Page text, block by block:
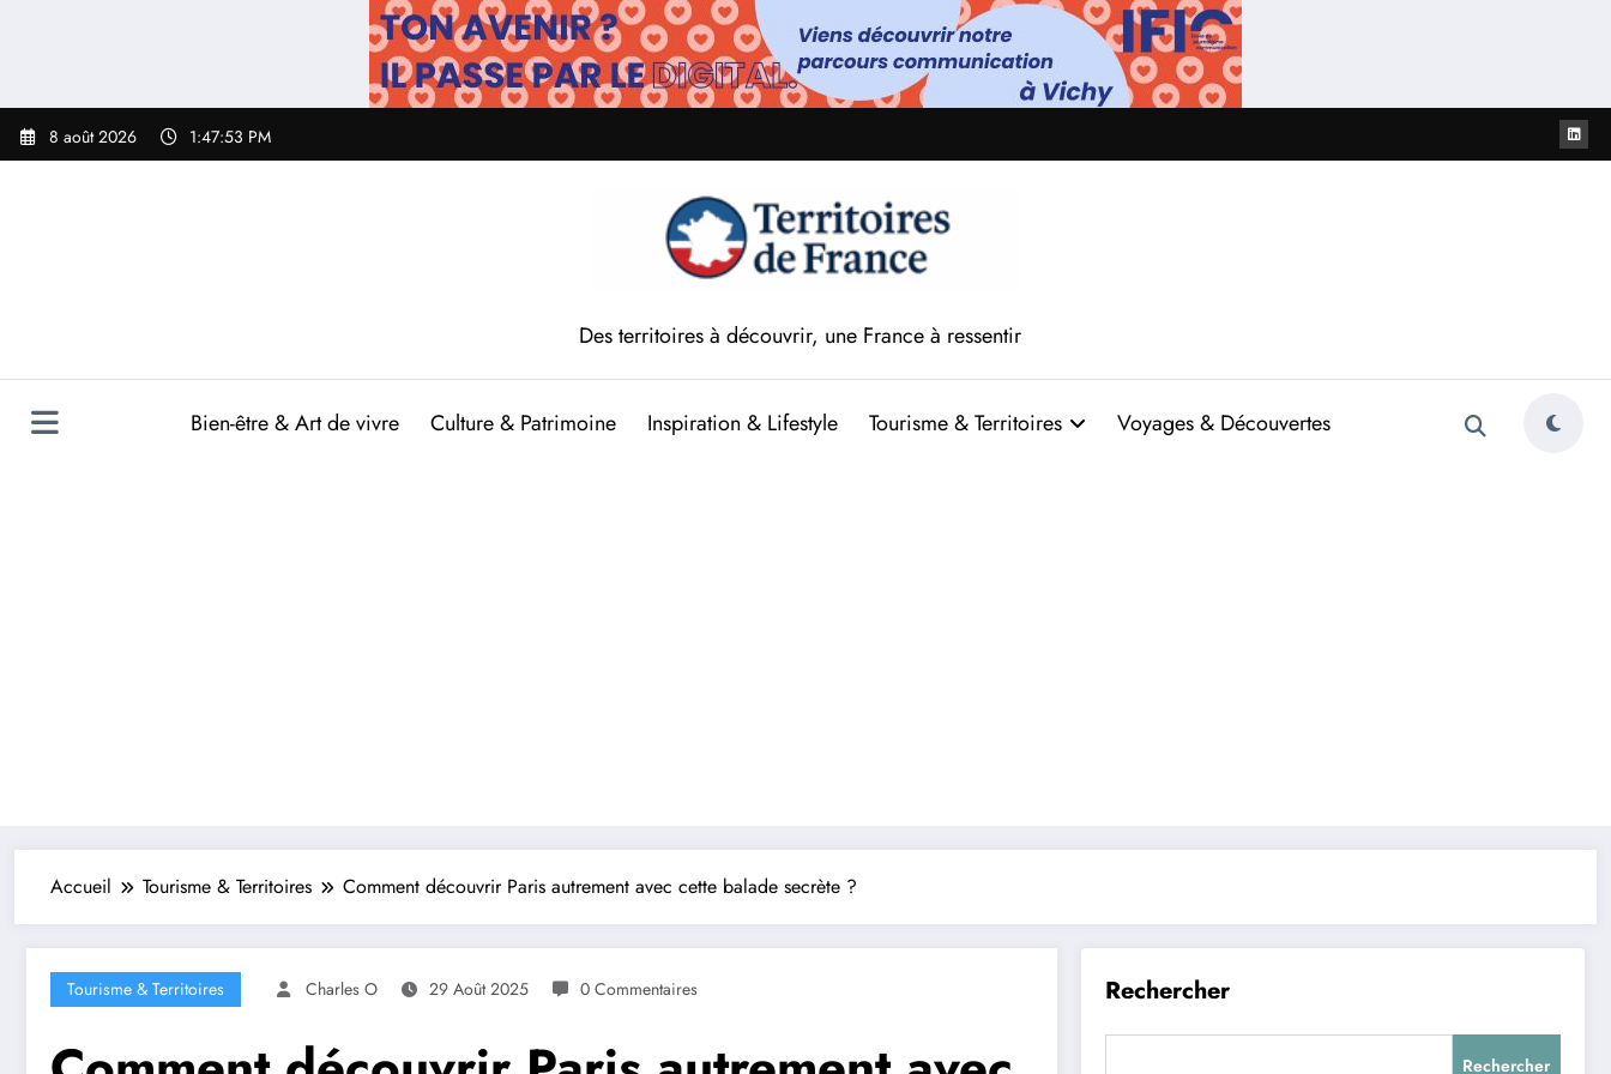
8 août 2026 1:47:54 PM
Des territoires à découvrir, une France à ressentir
Bien-être & Art de vivre Culture & Patrimoine Inspiration & Lifestyle Tourisme & Territoires Voyages & Découvertes
Accueil Tourisme & Territoires Comment découvrir Paris autrement avec cette balade secrète ?
Tourisme & Territoires Charles O 29 Août 2025 0 Commentaires Rechercher
Rechercher